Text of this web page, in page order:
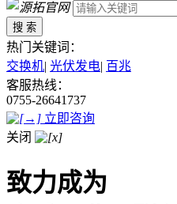
搜 索
热门关键词：
交换机| 光伏发电| 百兆
客服热线：
0755-26641737
立即咨询
关闭
致力成为